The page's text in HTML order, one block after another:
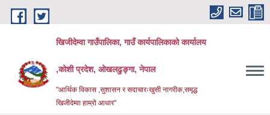
Skip to main content
खिजीदेम्वा गाउँपालिका, गाउँ कार्यपालिकाको कार्यालय
,कोशी प्रदेश, ओखलढुङ्गा, नेपाल
"आर्थिक विकास ,सुशासन र सदाचारःखुसी नागरीक,समृद्ध
खिजीदेम्वा हाम्रो आधार"